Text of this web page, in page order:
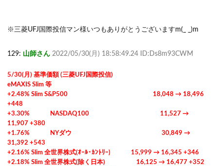
※三菱UFJ国際投信マン様いつもありがとうございますm(_ _)m
129: 山師さん 2022/05/30(月) 18:58:49.24 ID:Ds8m93CWM
5/30(月) 基準価額 (三菱UFJ国際投信)
eMAXIS Slim 等
+2.48% Slim S&P500 18,048 → 18,496
+448
+3.30% NASDAQ100 11,527 →
11,907 +380
+1.76% NYダウ 30,849 →
31,392 +543
+2.16% Slim 全世界株式(ｵｰﾙ･ｶﾝﾄﾘｰ) 15,999 → 16,345 +346
+2.18% Slim 全世界株式(除く日本) 16,125 → 16,477 +352